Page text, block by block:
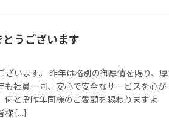
うございます
ざいます。 昨年は格別の御厚情を賜り、厚
も社員一同、安心で安全なサービスを心が
何とぞ昨年同様のご愛顧を賜わりますよ
様 […]